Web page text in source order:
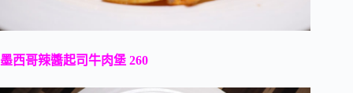
墨西哥辣醬起司牛肉堡 260